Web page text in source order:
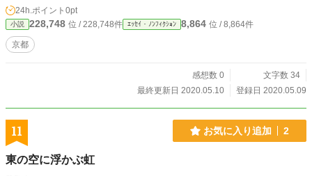
24h.ポイント 0pt
小説 228,748 位 / 228,748件 ｴｯｾｲ・ﾉﾝﾌｨｸｼｮﾝ 8,864 位 / 8,864件
京都
感想数 0
文字数 34
最終更新日 2020.05.10
登録日 2020.05.09
11 お気に入り追加 2
東の空に浮かぶ虹